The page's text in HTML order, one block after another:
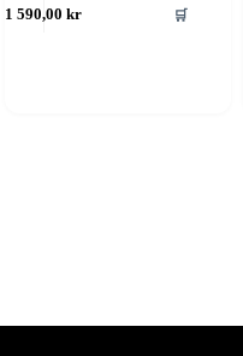
1 590,00kr 🛒